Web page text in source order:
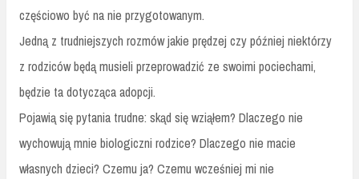
częściowo być na nie przygotowanym.
Jedną z trudniejszych rozmów jakie prędzej czy później niektórzy
z rodziców będą musieli przeprowadzić ze swoimi pociechami,
będzie ta dotycząca adopcji.
Pojawią się pytania trudne: skąd się wziąłem? Dlaczego nie
wychowują mnie biologiczni rodzice? Dlaczego nie macie
własnych dzieci? Czemu ja? Czemu wcześniej mi nie